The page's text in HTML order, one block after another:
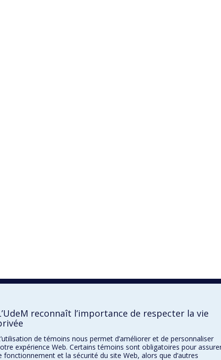
reconnaît l’importance de respecter la vie
de témoins nous permet d’améliorer et de personnaliser
expérience Web. Certains témoins sont obligatoires pour
fonctionnement et la sécurité du site Web, alors que d’autres